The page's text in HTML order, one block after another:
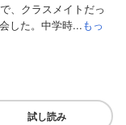
、クラスメイトだっ
した。中学時...もっ
試し読み